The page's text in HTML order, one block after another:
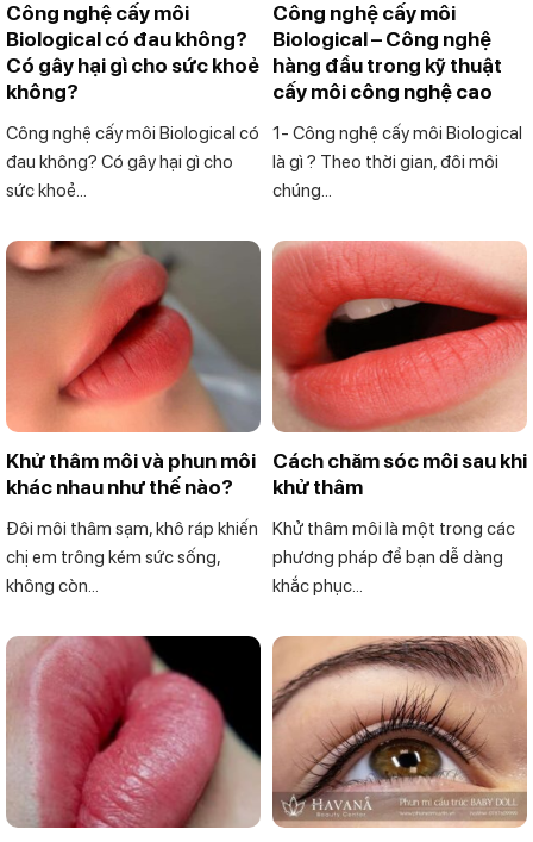
Công nghệ cấy môi
Biological có đau không?
Có gây hại gì cho sức khoẻ
không?
Công nghệ cấy môi Biological có
đau không? Có gây hại gì cho
sức khoẻ...
Công nghệ cấy môi
Biological – Công nghệ
hàng đầu trong kỹ thuật
cấy môi công nghệ cao
1- Công nghệ cấy môi Biological
là gì ? Theo thời gian, đôi môi
chúng...
Khử thâm môi và phun môi
khác nhau như thế nào?
Đôi môi thâm sạm, khô ráp khiến
chị em trông kém sức sống,
không còn...
Cách chăm sóc môi sau khi
khử thâm
Khử thâm môi là một trong các
phương pháp để bạn dễ dàng
khắc phục...